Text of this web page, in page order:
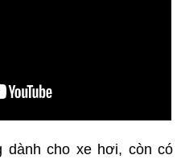
dành cho xe hơi, còn có